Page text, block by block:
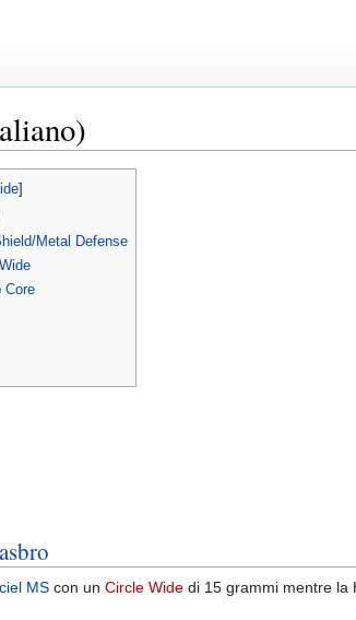
]
Metal Defense
Core
MS con un Circle Wide di 15 grammi mentre la